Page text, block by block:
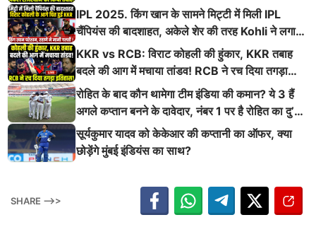
किया तबाह!
IPL 2025. किंग खान के सामने मिट्टी में मिली IPL
चैंपियंस की बादशाहत, अकेले शेर की तरह Kohli ने लगाई
ऐसी दहाड़
KKR vs RCB: विराट कोहली की हुंकार, KKR तबाह
बदले की आग में मचाया तांडव! RCB ने रच दिया तगड़ा
इतिहास
रोहित के बाद कौन थामेगा टीम इंडिया की कमान? ये 3 हैं
अगले कप्तान बनने के दावेदार, नंबर 1 पर है रोहित का दु’
श्मन
सूर्यकुमार यादव को केकेआर की कप्तानी का ऑफर, क्या
छोड़ेंगे मुंबई इंडियंस का साथ?
SHARE -->>